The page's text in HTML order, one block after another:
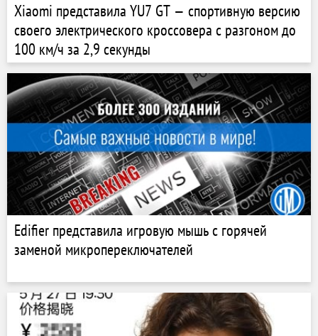
Xiaomi представила YU7 GT — спортивную версию
своего электрического кроссовера с разгоном до
100 км/ч за 2,9 секунды
Edifier представила игровую мышь с горячей
заменой микропереключателей